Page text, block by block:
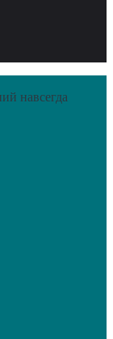
навсегда